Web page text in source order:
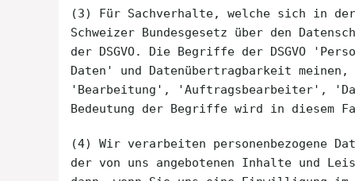
(3) Für Sachverhalte, welche sich in
Schweizer Bundesgesetz über den
der DSGVO. Die Begriffe der DSGVO
Daten' und Datenübertragbarkeit
'Bearbeitung', 'Auftragsbearbeiter',
Bedeutung der Begriffe wird in diesem
(4) Wir verarbeiten personenbezogene
der von uns angebotenen Inhalte und